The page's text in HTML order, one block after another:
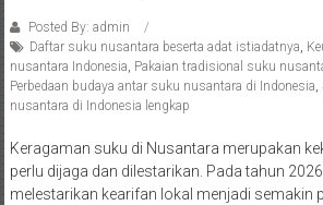
Posted By: admin
Daftar suku nusantara beserta adat istiadatnya,
nusantara Indonesia, Pakaian tradisional suku
Perbedaan budaya antar suku nusantara di Indonesia,
nusantara di Indonesia lengkap
Keragaman suku di Nusantara merupakan
perlu dijaga dan dilestarikan. Pada tahun
melestarikan kearifan lokal menjadi semakin